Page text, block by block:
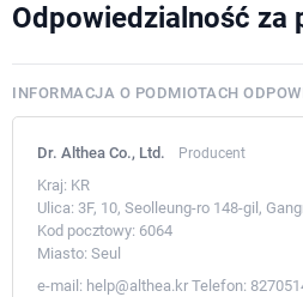
Odpowiedzialność za
INFORMACJA O PODMIOTACH
Dr. Althea Co., Ltd. Producent
Kraj: KR
Ulica: 3F, 10, Seolleung-ro 148-gil,
Kod pocztowy: 6064
Miasto: Seul
e-mail: help@althea.kr Telefon: